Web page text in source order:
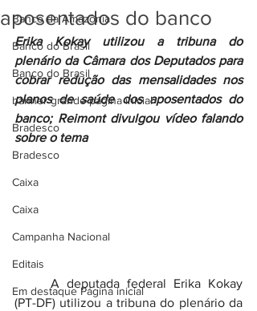
Banco da Amazônia
Banco do Brasil
Banco do Brasil
banner grande pagina inicial
Bradesco
Bradesco
Caixa
Caixa
Campanha Nacional
Editais
Em destaque Página inicial
aposentados do banco
Erika Kokay utilizou a tribuna do
plenário da Câmara dos Deputados para
cobrar redução das mensalidades nos
planos de saúde dos aposentados do
banco; Reimont divulgou vídeo falando
sobre o tema
	A deputada federal Erika Kokay
(PT-DF) utilizou a tribuna do plenário da